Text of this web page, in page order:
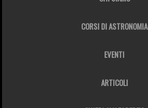
CORSI DI ASTRONOMIA
EVENTI
ARTICOLI